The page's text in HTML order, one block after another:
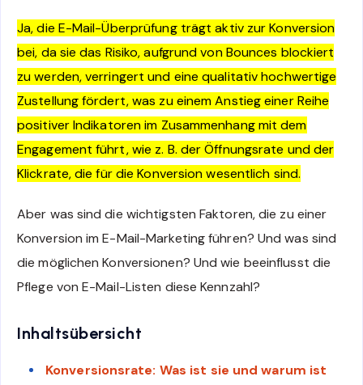
Ja, die E-Mail-Überprüfung trägt aktiv zur Konversion
bei, da sie das Risiko, aufgrund von Bounces blockiert
zu werden, verringert und eine qualitativ hochwertige
Zustellung fördert, was zu einem Anstieg einer Reihe
positiver Indikatoren im Zusammenhang mit dem
Engagement führt, wie z. B. der Öffnungsrate und der
Klickrate, die für die Konversion wesentlich sind.
Aber was sind die wichtigsten Faktoren, die zu einer
Konversion im E-Mail-Marketing führen? Und was sind
die möglichen Konversionen? Und wie beeinflusst die
Pflege von E-Mail-Listen diese Kennzahl?
Inhaltsübersicht
Konversionsrate: Was ist sie und warum ist